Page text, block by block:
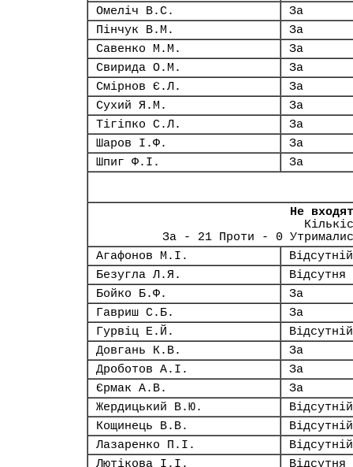
Омеліч В.С.
За
Пінчук В.М.
За
Савенко М.М.
За
Свирида О.М.
За
Смірнов Є.Л.
За
Сухий Я.М.
За
Тігіпко С.Л.
За
Шаров І.Ф.
За
Шпиг Ф.І.
За
Не
За - 21 Проти - 0
Агафонов М.І.
Відсутній
Безугла Л.Я.
Відсутня
Бойко Б.Ф.
За
Гавриш С.Б.
За
Гурвіц Е.Й.
Відсутній
Довгань К.В.
За
Дроботов А.І.
За
Єрмак А.В.
За
Жердицький В.Ю.
Відсутній
Кощинець В.В.
Відсутній
Лазаренко П.І.
Відсутній
Лютікова І.І.
Відсутня